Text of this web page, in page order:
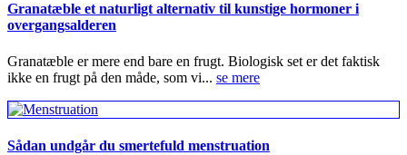
Granatæble et naturligt alternativ til kunstige hormoner i
overgangsalderen
Granatæble er mere end bare en frugt. Biologisk set er det faktisk
ikke en frugt på den måde, som vi... se mere
Sådan undgår du smertefuld menstruation